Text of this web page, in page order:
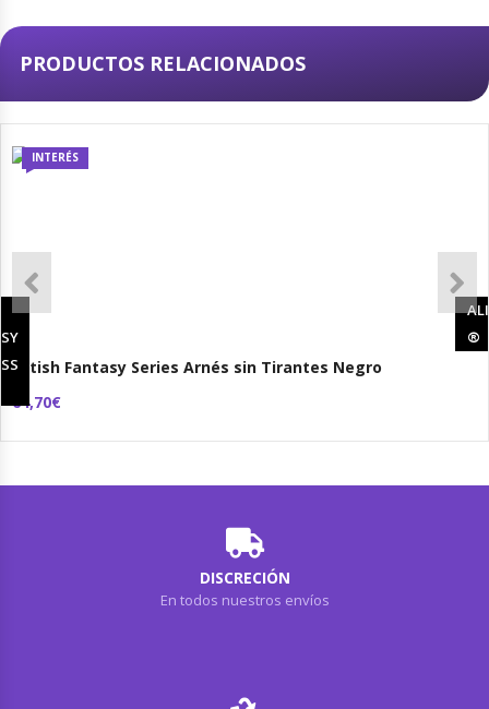
PRODUCTOS RELACIONADOS
INTERÉS
Fetish Fantasy Series Arnés sin Tirantes Negro
64,70€
®
DISCRECIÓN
En todos nuestros envíos